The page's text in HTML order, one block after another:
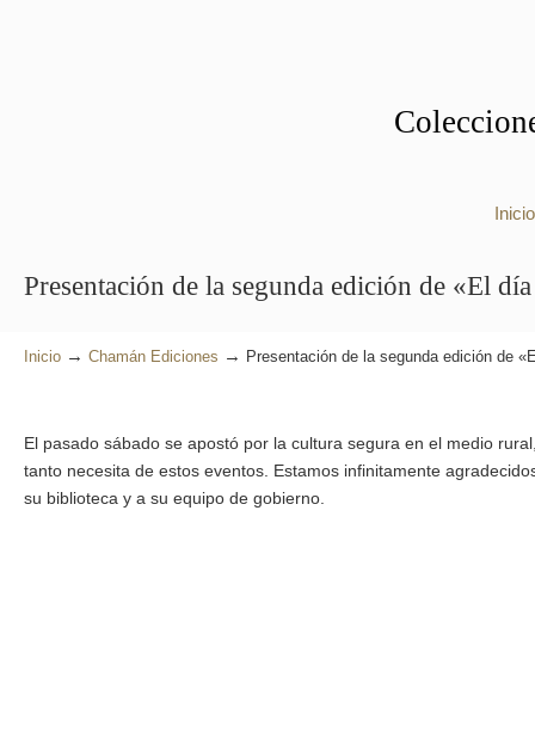
Inicio
Presentación de la segunda edición de «El
Inicio → Chamán Ediciones → Presentación de la segunda edición de
El pasado sábado se apostó por la cultura segura en el medio
tanto necesita de estos eventos. Estamos infinitamente
su biblioteca y a su equipo de gobierno.